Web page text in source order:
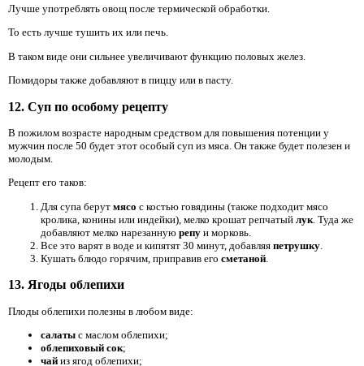
Лучше употреблять овощ после термической обработки.
То есть лучше тушить их или печь.
В таком виде они сильнее увеличивают функцию половых желез.
Помидоры также добавляют в пиццу или в пасту.
12. Суп по особому рецепту
В пожилом возрасте народным средством для повышения потенции у
мужчин после 50 будет этот особый суп из мяса. Он также будет полезен и
молодым.
Рецепт его таков:
Для супа берут мясо с костью говядины (также подходит мясо
кролика, конины или индейки), мелко крошат репчатый лук . Туда же
добавляют мелко нарезанную репу и морковь.
Все это варят в воде и кипятят 30 минут, добавляя петрушку
Кушать блюдо горячим, приправив его сметаной
13. Ягоды облепихи
Плоды облепихи полезны в любом виде:
салаты с маслом облепихи;
облепиховый сок;
чай из ягод облепихи;